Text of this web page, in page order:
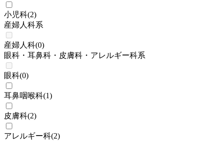
小児科(2)
産婦人科系
産婦人科(0)
眼科・耳鼻科・皮膚科・アレルギー科系
眼科(0)
耳鼻咽喉科(1)
皮膚科(2)
アレルギー科(2)